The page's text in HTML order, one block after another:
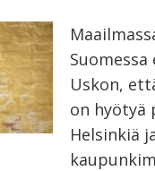
Uskon,
on hyötyä
Helsinkiä